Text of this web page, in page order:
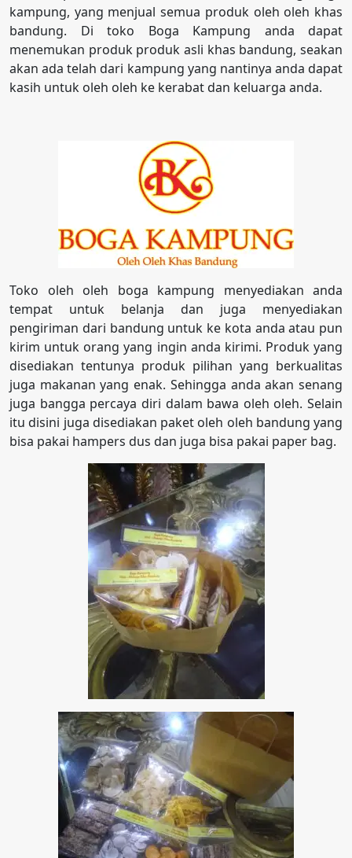
kampung, yang menjual semua produk oleh oleh khas
bandung. Di toko Boga Kampung anda dapat
menemukan produk produk asli khas bandung, seakan
akan ada telah dari kampung yang nantinya anda dapat
kasih untuk oleh oleh ke kerabat dan keluarga anda.
Toko oleh oleh boga kampung menyediakan anda
tempat untuk belanja dan juga menyediakan
pengiriman dari bandung untuk ke kota anda atau pun
kirim untuk orang yang ingin anda kirimi. Produk yang
disediakan tentunya produk pilihan yang berkualitas
juga makanan yang enak. Sehingga anda akan senang
juga bangga percaya diri dalam bawa oleh oleh. Selain
itu disini juga disediakan paket oleh oleh bandung yang
bisa pakai hampers dus dan juga bisa pakai paper bag.